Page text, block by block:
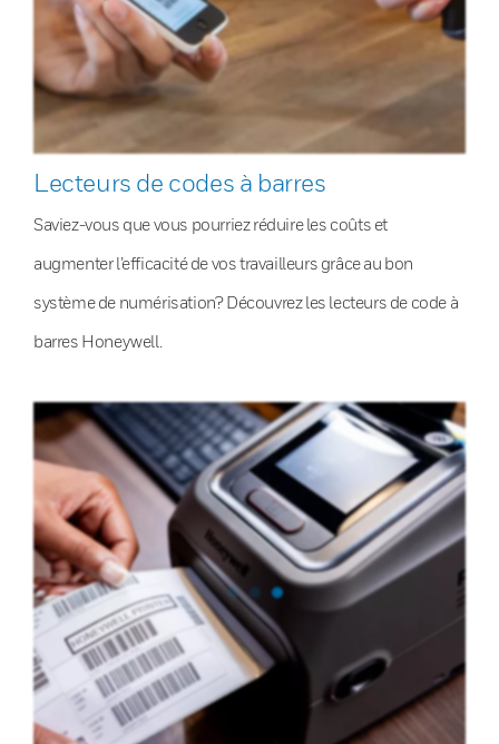
Lecteurs de codes à barres
Saviez-vous que vous pourriez réduire les coûts et
augmenter l’efficacité de vos travailleurs grâce au bon
système de numérisation? Découvrez les lecteurs de code à
barres Honeywell.